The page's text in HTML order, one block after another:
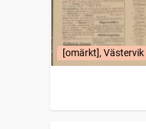
[omärkt], Västervik